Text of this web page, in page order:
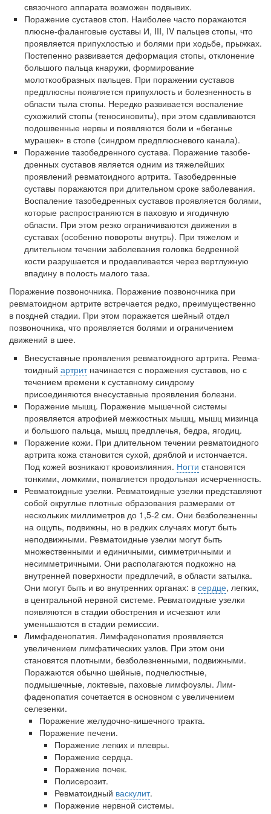
связочного аппарата возможен подвывих.
Поражение суставов стоп. Наиболее часто поражаются
плюсне-фаланговые суставы И, III, IV пальцев стопы, что
проявля­ется припухлостью и болями при ходьбе, прыжках.
Постепенно развивается деформация стопы, отклонение
большого пальца кна­ружи, формирование
молоткообразных пальцев. При поражении суставов
предплюсны появляется припухлость и болезненность в
области тыла стопы. Нередко развивается воспаление
сухожилий стопы (теносиновиты), при этом сдавливаются
подошвенные не­рвы и появляются боли и «беганье
мурашек» в стопе (синдром предплюсневого канала).
Поражение тазобедренного сустава. Поражение тазобе­
дренных суставов является одним из тяжелейших
проявлений ревматоидного артрита. Тазобедренные
суставы поражаются при длительном сроке заболевания.
Воспаление тазобедренных суста­вов проявляется болями,
которые распространяются в паховую и ягодичную
области. При этом резко ограничиваются движения в
суставах (особенно повороты внутрь). При тяжелом и
длительном течении заболевания головка бедренной
кости разрушается и про­давливается через вертлужную
впадину в полость малого таза.
Поражение позвоночника. Поражение позвоночника при
ревматоидном артрите встречается редко, преимущественно
в поздней стадии. При этом поражается шейный отдел
позвоночни­ка, что проявляется болями и ограничением
движений в шее.
Внесуставные проявления ревматоидного артрита. Ревма­
тоидный артритначинается с поражения суставов, но с
течением времени к суставному синдрому
присоединяются внесуставные проявления болезни.
Поражение мышц. Поражение мышечной системы
проявля­ется атрофией межкостных мышц, мышц мизинца
и большого пальца, мышц предплечья, бедра, ягодиц.
Поражение кожи. При длительном течении ревматоидного
артрита кожа становится сухой, дряблой и истончается.
Под кожей возникают кровоизлияния. Ногти становятся
тонкими, ломкими, появляется продольная исчерченность.
Ревматоидные узелки. Ревматоидные узелки представляют
собой округлые плотные образования размерами от
нескольких миллиметров до 1,5-2 см. Они безболезненны
на ощупь, подвиж­ны, но в редких случаях могут быть
неподвижными. Ревматоид­ные узелки могут быть
множественными и единичными, симме­тричными и
несимметричными. Они располагаются подкожно на
внутренней поверхности предплечий, в области затылка.
Они мо­гут быть и во внутренних органах: в сердце, легких,
в центральной нервной системе. Ревматоидные узелки
появляются в стадии обо­стрения и исчезают или
уменьшаются в стадии ремиссии.
Лимфаденопатия. Лимфаденопатия проявляется
увеличени­ем лимфатических узлов. При этом они
становятся плотными, без­болезненными, подвижными.
Поражаются обычно шейные, под­челюстные,
подмышечные, локтевые, паховые лимфоузлы. Лим­
фаденопатия сочетается в основном с увеличением
селезенки.
Поражение желудочно-кишечного тракта.
Поражение печени.
Поражение легких и плевры.
Поражение сердца.
Поражение почек.
Полисерозит.
Ревматоидный васкулит.
Поражение нервной системы.